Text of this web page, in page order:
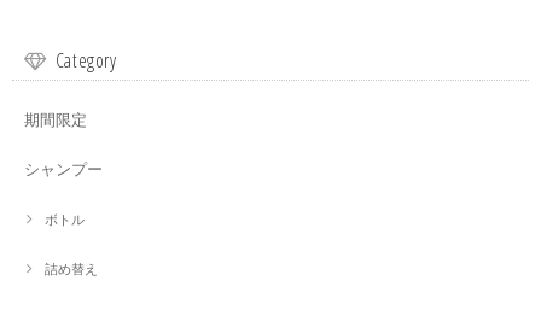
Category
期間限定
シャンプー
ボトル
詰め替え